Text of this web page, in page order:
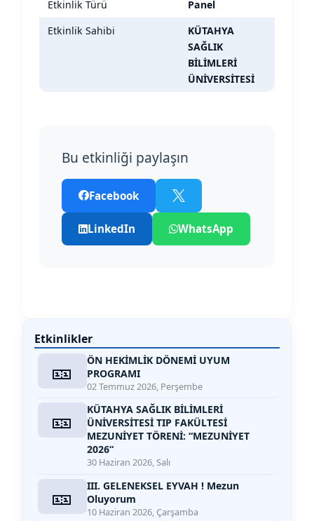
Etkinlik Türü
Panel
Etkinlik Sahibi
KÜTAHYA
SAĞLIK
BİLİMLERİ
ÜNİVERSİTESİ
Bu etkinliği paylaşın
Facebook
LinkedIn WhatsApp
Etkinlikler
🎫
ÖN HEKİMLİK DÖNEMİ UYUM
PROGRAMI
02 Temmuz 2026, Perşembe
🎫
KÜTAHYA SAĞLIK BİLİMLERİ
ÜNİVERSİTESİ TIP FAKÜLTESİ
MEZUNİYET TÖRENİ: “MEZUNİYET
2026“
30 Haziran 2026, Salı
🎫
III. GELENEKSEL EYVAH ! Mezun
Oluyorum
10 Haziran 2026, Çarşamba